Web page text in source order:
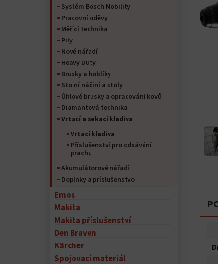
Systém Bosch Mobility
Pracovní oděvy
Měřící technika
Pily
Nové nářadí
Heavy Duty
Brusky a hoblíky
Stolní náčiní a stoly
Úhlové brusky a opracování kovů
Diamantová technika
Vrtací a sekací kladiva
Vrtací kladiva
Příslušenství pro odsávání
prachu
Akumulátorové nářadí
Doplnky a príslušenstvo
Emos
Makita
Makita příslušenství
Den Braven
Kärcher
Spojovací materiál